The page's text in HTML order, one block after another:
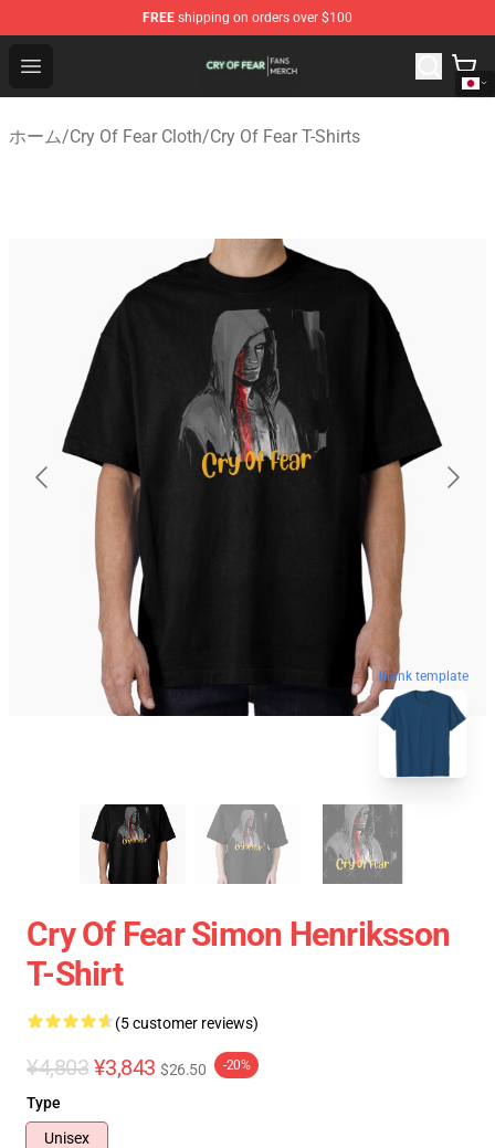
FREE shipping on orders over $100
Open menu
Cry Of Fear Shop - Official Cry Of Fear Merchandise Store
ホーム/Cry Of Fear Cloth/Cry Of Fear T-Shirts
blank template
Cry Of Fear Simon Henriksson
T-Shirt
(5 customer reviews)
¥4,803 ¥3,843 $26.50 -20%
Type
Unisex